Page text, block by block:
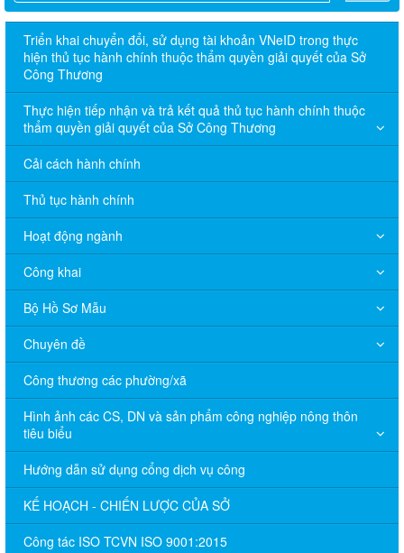
Triển khai chuyển đổi, sử dụng tài khoản VNeID trong thực
hiện thủ tục hành chính thuộc thẩm quyền giải quyết của Sở
Công Thương
Thực hiện tiếp nhận và trả kết quả thủ tục hành chính thuộc
thẩm quyền giải quyết của Sở Công Thương
Cải cách hành chính
Thủ tục hành chính
Hoạt động ngành
Công khai
Bộ Hồ Sơ Mẫu
Chuyên đề
Công thương các phường/xã
Hình ảnh các CS, DN và sản phẩm công nghiệp nông thôn
tiêu biểu
Hướng dẫn sử dụng cổng dịch vụ công
KẾ HOẠCH - CHIẾN LƯỢC CỦA SỞ
Công tác ISO TCVN ISO 9001:2015